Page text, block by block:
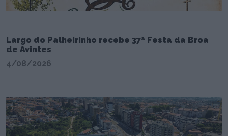
Largo do Palheirinho recebe 37ª Festa da Broa
de Avintes
4/08/2026